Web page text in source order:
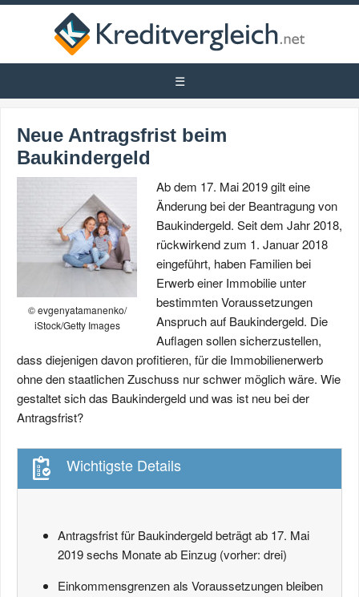
Neue Antragsfrist beim
Baukindergeld
© evgenyatamanenko/
iStock/Getty Images
Ab dem 17. Mai 2019 gilt eine
Änderung bei der Beantragung von
Baukindergeld. Seit dem Jahr 2018,
rückwirkend zum 1. Januar 2018
eingeführt, haben Familien bei
Erwerb einer Immobilie unter
bestimmten Voraussetzungen
Anspruch auf Baukindergeld. Die
Auflagen sollen sicherzustellen,
dass diejenigen davon profitieren, für die Immobilienerwerb
ohne den staatlichen Zuschuss nur schwer möglich wäre. Wie
gestaltet sich das Baukindergeld und was ist neu bei der
Antragsfrist?
Wichtigste Details
Antragsfrist für Baukindergeld beträgt ab 17. Mai
2019 sechs Monate ab Einzug (vorher: drei)
Einkommensgrenzen als Voraussetzungen bleiben